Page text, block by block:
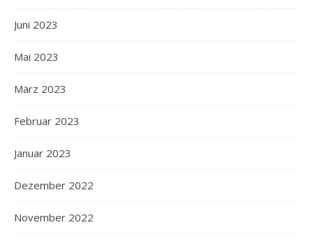
Juni 2023
Mai 2023
März 2023
Februar 2023
Januar 2023
Dezember 2022
November 2022